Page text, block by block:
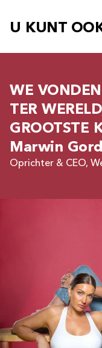
U KUNT
WE
TER
GROOTSTE
Marwin
Oprichter & CEO,